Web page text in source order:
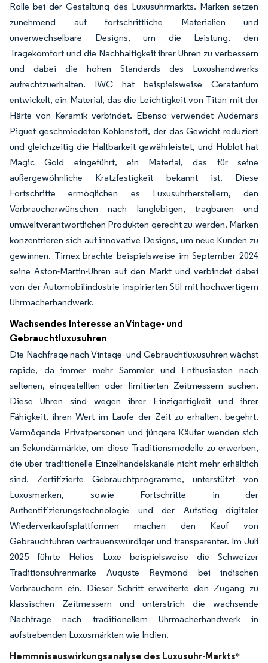
Rolle bei der Gestaltung des Luxusuhrmarkts. Marken setzen
zunehmend auf fortschrittliche Materialien und
unverwechselbare Designs, um die Leistung, den
Tragekomfort und die Nachhaltigkeit ihrer Uhren zu verbessern
und dabei die hohen Standards des Luxushandwerks
aufrechtzuerhalten. IWC hat beispielsweise Ceratanium
entwickelt, ein Material, das die Leichtigkeit von Titan mit der
Härte von Keramik verbindet. Ebenso verwendet Audemars
Piguet geschmiedeten Kohlenstoff, der das Gewicht reduziert
und gleichzeitig die Haltbarkeit gewährleistet, und Hublot hat
Magic Gold eingeführt, ein Material, das für seine
außergewöhnliche Kratzfestigkeit bekannt ist. Diese
Fortschritte ermöglichen es Luxusuhrherstellern, den
Verbraucherwünschen nach langlebigen, tragbaren und
umweltverantwortlichen Produkten gerecht zu werden. Marken
konzentrieren sich auf innovative Designs, um neue Kunden zu
gewinnen. Timex brachte beispielsweise im September 2024
seine Aston-Martin-Uhren auf den Markt und verbindet dabei
von der Automobilindustrie inspirierten Stil mit hochwertigem
Uhrmacherhandwerk.
Wachsendes Interesse an Vintage- und
Gebrauchtluxusuhren
Die Nachfrage nach Vintage- und Gebrauchtluxusuhren wächst
rapide, da immer mehr Sammler und Enthusiasten nach
seltenen, eingestellten oder limitierten Zeitmessern suchen.
Diese Uhren sind wegen ihrer Einzigartigkeit und ihrer
Fähigkeit, ihren Wert im Laufe der Zeit zu erhalten, begehrt.
Vermögende Privatpersonen und jüngere Käufer wenden sich
an Sekundärmärkte, um diese Traditionsmodelle zu erwerben,
die über traditionelle Einzelhandelskanäle nicht mehr erhältlich
sind. Zertifizierte Gebrauchtprogramme, unterstützt von
Luxusmarken, sowie Fortschritte in der
Authentifizierungstechnologie und der Aufstieg digitaler
Wiederverkaufsplattformen machen den Kauf von
Gebrauchtuhren vertrauenswürdiger und transparenter. Im Juli
2025 führte Helios Luxe beispielsweise die Schweizer
Traditionsuhrenmarke Auguste Reymond bei indischen
Verbrauchern ein. Dieser Schritt erweiterte den Zugang zu
klassischen Zeitmessern und unterstrich die wachsende
Nachfrage nach traditionellem Uhrmacherhandwerk in
aufstrebenden Luxusmärkten wie Indien.
Hemmnisauswirkungsanalyse des Luxusuhr-Markts*